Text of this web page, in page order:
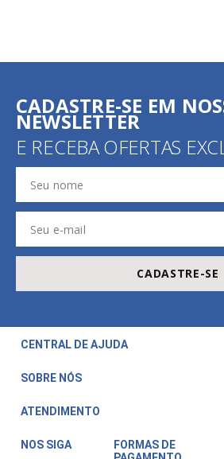
CADASTRE-SE EM
NEWSLETTER
E RECEBA OFERTAS
CADASTRE-SE
CENTRAL DE AJUDA
Central de Atendimento
Trocas e Devoluções
Fale Conosco
SOBRE NÓS
ATENDIMENTO
NOS SIGA
FORMAS DE